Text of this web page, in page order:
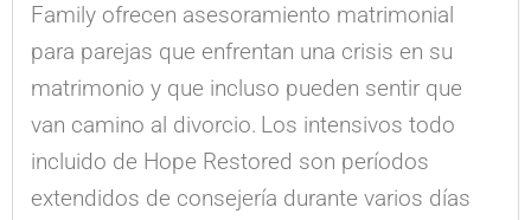
Family ofrecen asesoramiento matrimonial
para parejas que enfrentan una crisis en su
matrimonio y que incluso pueden sentir que
van camino al divorcio. Los intensivos todo
incluido de Hope Restored son períodos
extendidos de consejería durante varios días